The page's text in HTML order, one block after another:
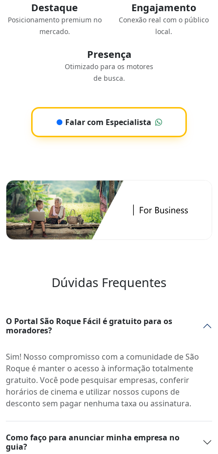
Destaque
Posicionamento premium no
mercado.
Engajamento
Conexão real com o público
local.
Presença
Otimizado para os motores
de busca.
● Falar com Especialista
Dúvidas Frequentes
O Portal São Roque Fácil é gratuito para os
moradores?
Sim! Nosso compromisso com a comunidade de São
Roque é manter o acesso à informação totalmente
gratuito. Você pode pesquisar empresas, conferir
horários de cinema e utilizar nossos cupons de
desconto sem pagar nenhuma taxa ou assinatura.
Como faço para anunciar minha empresa no
guia?